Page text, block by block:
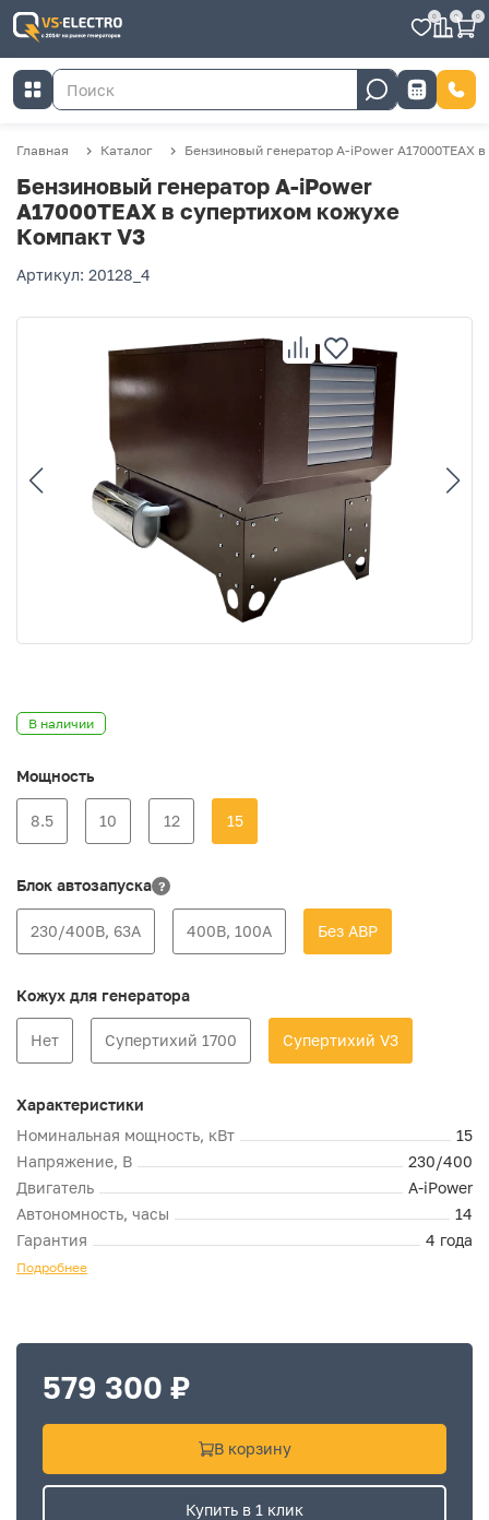
0 0 0
Главная Каталог Бензиновый генератор A-iPower A17000TEAX
Бензиновый генератор A-iPower
A17000TEAX в супертихом кожухе
Компакт V3
Артикул: 20128_4
В наличии
Мощность
8.5 10 12 15
Блок автозапуска ?
230/400В, 63А 400В, 100А Без АВР
Кожух для генератора
Нет Супертихий 1700 Супертихий V3
Характеристики
Номинальная мощность, кВт
15
Напряжение, В
230/400
Двигатель
A-iPower
Автономность, часы
14
Гарантия
4 года
Подробнее
579 300 ₽
В корзину
Купить в 1 клик